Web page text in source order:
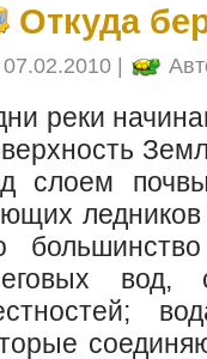
Откуда
07.02.2010 |
реки
слоем
вод,